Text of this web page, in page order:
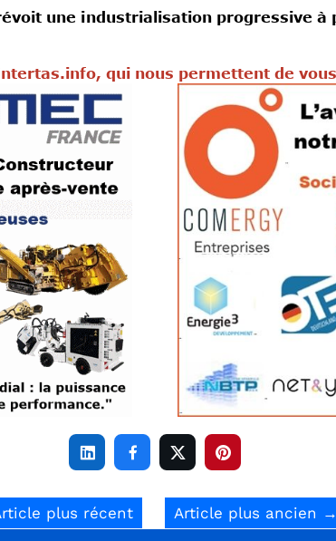
une industrialisation progressive
qui nous permettent de
   
plus récent Article plus ancien →